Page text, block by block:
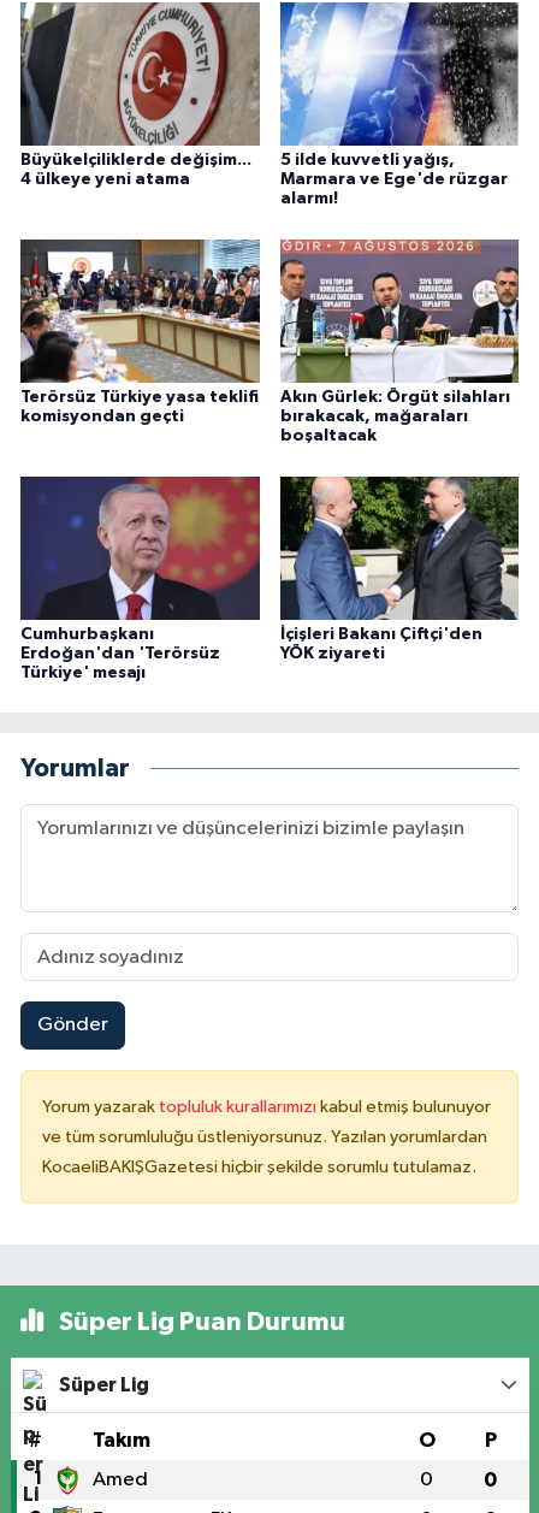
Büyükelçiliklerde değişim...
4 ülkeye yeni atama
5 ilde kuvvetli yağış,
Marmara ve Ege'de rüzgar
alarmı!
Terörsüz Türkiye yasa teklifi
komisyondan geçti
Akın Gürlek: Örgüt silahları
bırakacak, mağaraları
boşaltacak
Cumhurbaşkanı
Erdoğan'dan 'Terörsüz
Türkiye' mesajı
İçişleri Bakanı Çiftçi'den
YÖK ziyareti
Yorumlar
Gönder
Yorum yazarak topluluk kurallarımızı kabul etmiş bulunuyor
ve tüm sorumluluğu üstleniyorsunuz. Yazılan yorumlardan
KocaeliBAKIŞGazetesi hiçbir şekilde sorumlu tutulamaz.
Süper Lig Puan Durumu
Süper Lig
# Takım O P
1 Amed 0 0